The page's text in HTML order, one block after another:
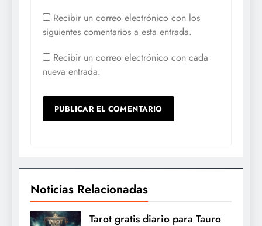
Recibir un correo electrónico con los
siguientes comentarios a esta entrada.
Recibir un correo electrónico con cada
nueva entrada.
Noticias Relacionadas
Tarot gratis diario para Tauro